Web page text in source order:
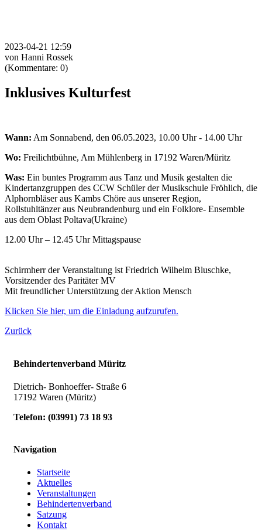
2023-04-21 12:59
von Hanni Rossek
(Kommentare: 0)
Inklusives Kulturfest
Wann: Am Sonnabend, den 06.05.2023, 10.00 Uhr - 14.00 Uhr
Wo: Freilichtbühne, Am Mühlenberg in 17192 Waren/Müritz
Was: Ein buntes Programm aus Tanz und Musik gestalten die
Kindertanzgruppen des CCW Schüler der Musikschule Fröhlich, die
Alphornbläser aus Kambs Chöre aus unserer Region,
Rollstuhltänzer aus Neubrandenburg und ein Folklore- Ensemble
aus dem Oblast Poltava(Ukraine)
12.00 Uhr – 12.45 Uhr Mittagspause
Schirmherr der Veranstaltung ist Friedrich Wilhelm Bluschke,
Vorsitzender des Paritäter MV
Mit freundlicher Unterstützung der Aktion Mensch
Klicken Sie hier, um die Einladung aufzurufen.
Zurück
Behindertenverband Müritz
Dietrich- Bonhoeffer- Straße 6
17192 Waren (Müritz)
Telefon: (03991) 73 18 93
Navigation
Startseite
Aktuelles
Veranstaltungen
Behindertenverband
Satzung
Kontakt